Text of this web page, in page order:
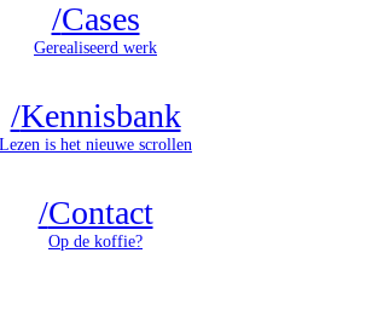
/Cases
Gerealiseerd werk
/Kennisbank
Lezen is het nieuwe scrollen
/Contact
Op de koffie?